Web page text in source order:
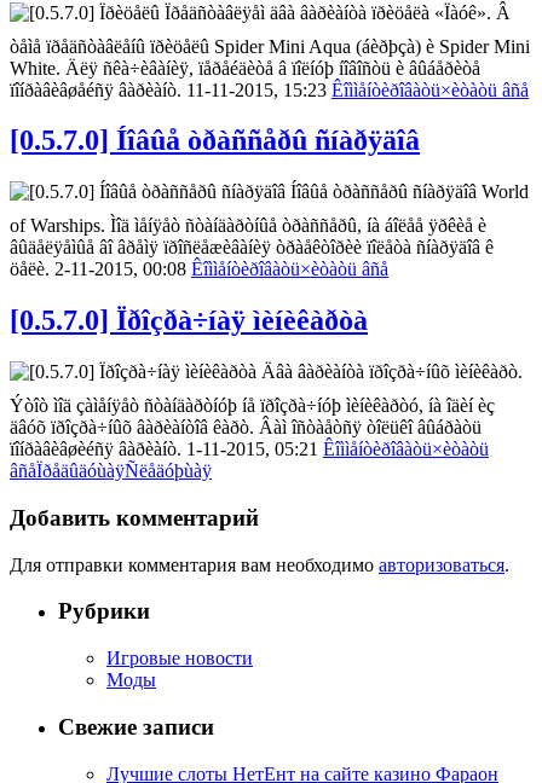
Ïðåäñòàâëÿåì äâà âàðèàíòà ïðèöåëà «Ïàóê». Â
òåìå ïðåäñòàâëåíû ïðèöåëû Spider Mini Aqua (áèðþçà) è Spider Mini
White. Äëÿ ñêà÷èâàíèÿ, ïåðåéäèòå â ïîëíóþ íîâîñòü è âûáåðèòå
ïîíðàâèâøåéñÿ âàðèàíò. 11-11-2015, 15:23 Êîììåíòèðîâàòü×èòàòü âñå
[0.5.7.0] Íîâûå òðàññåðû ñíàðÿäîâ
Íîâûå òðàññåðû ñíàðÿäîâ World
of Warships. Ìîä ìåíÿåò ñòàíäàðòíûå òðàññåðû, íà áîëåå ÿðêèå è
âûäåëÿåìûå âî âðåìÿ ïðîñëåæèâàíèÿ òðàåêòîðèè ïîëåòà ñíàðÿäîâ ê
öåëè. 2-11-2015, 00:08 Êîììåíòèðîâàòü×èòàòü âñå
[0.5.7.0] Ïðîçðà÷íàÿ ìèíèêàðòà
Äâà âàðèàíòà ïðîçðà÷íûõ ìèíèêàðò.
Ýòîò ìîä çàìåíÿåò ñòàíäàðòíóþ íå ïðîçðà÷íóþ ìèíèêàðòó, íà îäèí èç
äâóõ ïðîçðà÷íûõ âàðèàíòîâ êàðò. Âàì îñòàåòñÿ òîëüêî âûáðàòü
ïîíðàâèâøèéñÿ âàðèàíò. 1-11-2015, 05:21 Êîììåíòèðîâàòü×èòàòü
âñåÏðåäûäóùàÿÑëåäóþùàÿ
Добавить комментарий
Для отправки комментария вам необходимо авторизоваться.
Рубрики
Игровые новости
Моды
Свежие записи
Лучшие слоты НетЕнт на сайте казино Фараон